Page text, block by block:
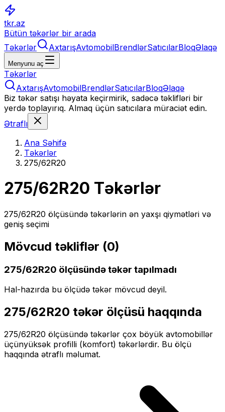
tkr.az
Bütün təkərlər bir arada
Təkərlər
AxtarışAvtomobilBrendlərSatıcılarBloqƏlaqə
Menyunu aç
Təkərlər
AxtarışAvtomobilBrendlərSatıcılarBloqƏlaqə
Biz təkər satışı həyata keçirmirik, sadəcə təklifləri bir
yerdə toplayırıq. Almaq üçün satıcılara müraciət edin.
Ətraflı
Ana Səhifə
Təkərlər
275/62R20
275/62R20 Təkərlər
275/62R20 ölçüsündə təkərlərin ən yaxşı qiymətləri və
geniş seçimi
Mövcud təkliflər (0)
275/62R20 ölçüsündə təkər tapılmadı
Hal-hazırda bu ölçüdə təkər mövcud deyil.
275/62R20 təkər ölçüsü haqqında
275/62R20 ölçüsündə təkərlər çox böyük avtomobillər
üçünyüksək profilli (komfort) təkərlərdir. Bu ölçü
haqqında ətraflı məlumat.